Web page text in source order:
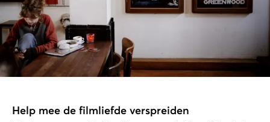
Help mee de filmliefde verspreiden